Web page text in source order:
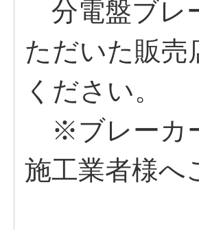
分電盤ブレ
ただいた販売
ください。
※ブレーカ
施工業者様へ